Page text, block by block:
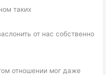
таких
от нас собственно
отношении мог даже